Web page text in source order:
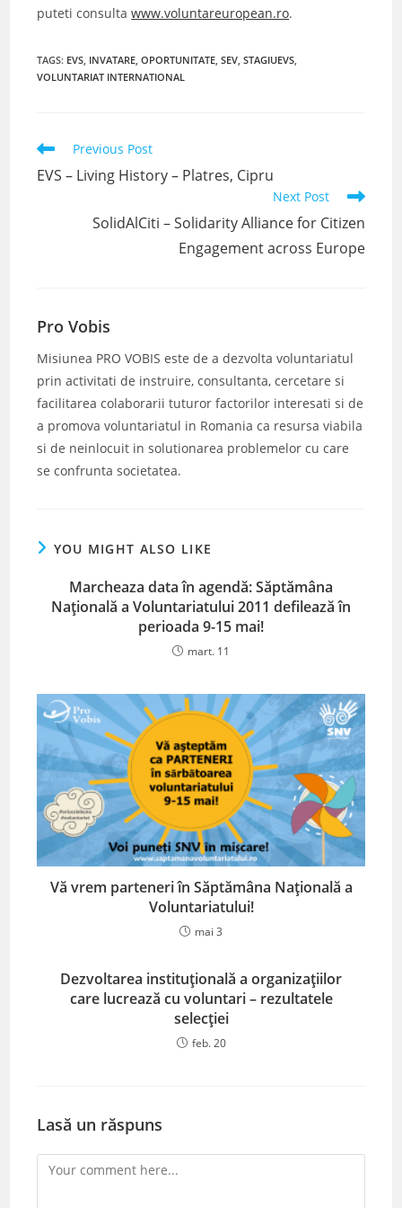
puteti consultawww.voluntareuropean.ro.
TAGS: EVS, INVATARE, OPORTUNITATE, SEV, STAGIUEVS,
VOLUNTARIAT INTERNATIONAL
Read
articles
Previous Post
EVS – Living History – Platres, Cipru
Next Post
SolidAlCiti – Solidarity Alliance for Citizen
Engagement across Europe
Pro Vobis
Misiunea PRO VOBIS este de a dezvolta voluntariatul
prin activitati de instruire, consultanta, cercetare si
facilitarea colaborarii tuturor factorilor interesati si de
a promova voluntariatul in Romania ca resursa viabila
si de neinlocuit in solutionarea problemelor cu care
se confrunta societatea.
YOU MIGHT ALSO LIKE
Marcheaza data în agendă: Săptămâna
Națională a Voluntariatului 2011 defilează în
perioada 9-15 mai!
mart. 11
Vă vrem parteneri în Săptămâna Națională a
Voluntariatului!
mai 3
Dezvoltarea instituțională a organizațiilor
care lucrează cu voluntari – rezultatele
selecției
feb. 20
Lasă un răspuns
Comment